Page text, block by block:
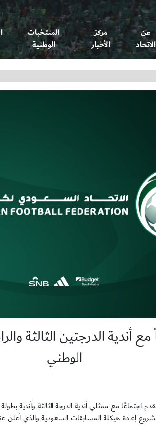
عن
الاتحاد
مركز
الأخبار
المنتخبات
الوطنية
أندية الدرجتين الثالثة
الوطني
اجتماعًا مع ممثلي أندية الدرجة الثالثة وأندية